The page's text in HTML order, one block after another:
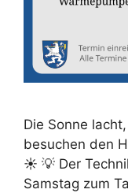
Die Sonne
besuchen den
☀️ 💡 Der
Samstag zum